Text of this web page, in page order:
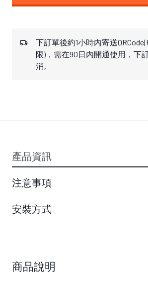
下訂單後約1小時內寄送
限)，需在90日內開通使用，下
消。
產品資訊
注意事項
安裝方式
商品說明